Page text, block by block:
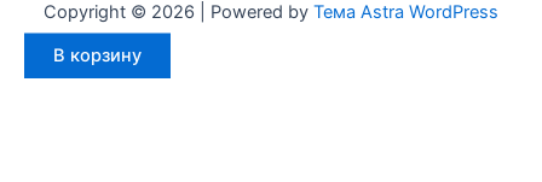
Copyright © 2026 | Powered by Тема Astra WordPress
товара
В корзину